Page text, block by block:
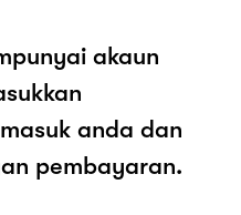
akaun
anda dan
pembayaran.